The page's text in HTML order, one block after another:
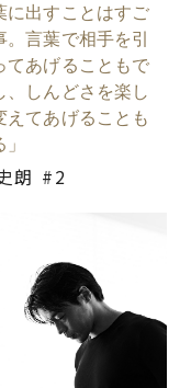
に出すことはすご
。言葉で相手を引
てあげることもで
、しんどさを楽し
えてあげることも
朗 #2